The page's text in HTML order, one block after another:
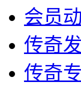
会员
传奇
传奇